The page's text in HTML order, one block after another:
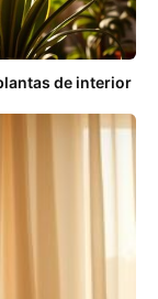
de interior